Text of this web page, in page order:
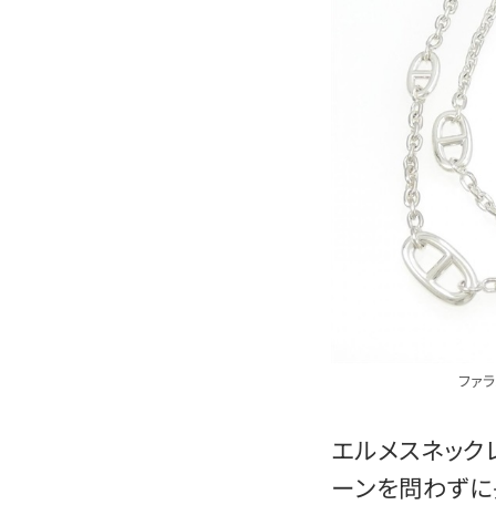
ファ
エルメスネック
ーンを問わず